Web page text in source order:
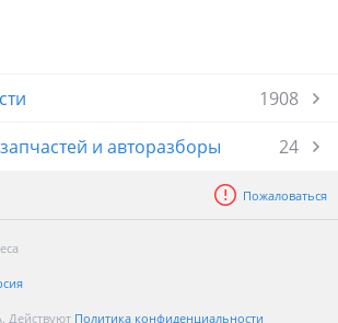
1908
и авторазборы
24
Пожаловаться
Действуют Политика конфиденциальности